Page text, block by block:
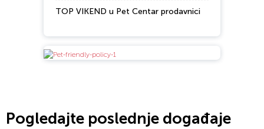
TOP VIKEND u Pet Centar prodavnici
Pogledajte poslednje događaje